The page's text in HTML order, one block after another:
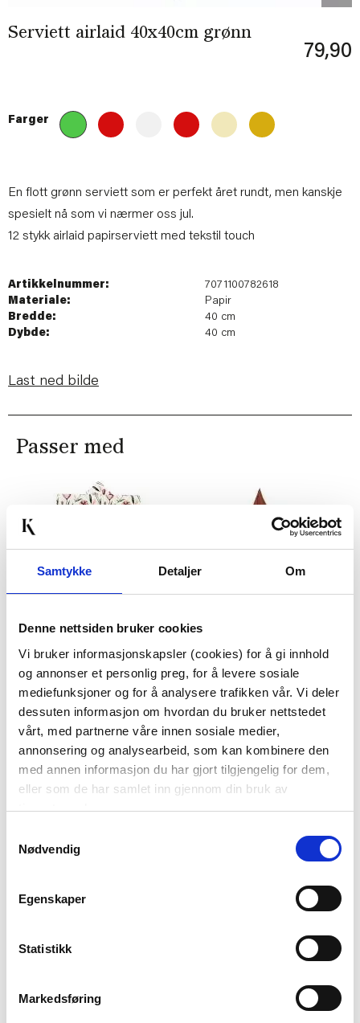
Samtykke Detaljer Om
Denne nettsiden bruker cookies
Vi bruker informasjonskapsler (cookies) for å gi innhold
og annonser et personlig preg, for å levere sosiale
mediefunksjoner og for å analysere trafikken vår. Vi deler
dessuten informasjon om hvordan du bruker nettstedet
vårt, med partnerne våre innen sosiale medier,
annonsering og analysearbeid, som kan kombinere den
med annen informasjon du har gjort tilgjengelig for dem,
eller som de har samlet inn gjennom din bruk av
tjenestene deres.
Nødvendig
Egenskaper
Statistikk
Markedsføring
Serviett airlaid 40x40cm grønn
79,90
Farger
En flott grønn serviett som er perfekt året rundt, men kanskje
spesielt nå som vi nærmer oss jul.
12 stykk airlaid papirserviett med tekstil touch
Artikkelnummer:
7071100782618
Materiale:
Papir
Bredde:
40 cm
Dybde:
40 cm
Last ned bilde
Passer med
SERVIETT VÅRBLOMST
49,90
KJØP
SERVIETT VINDEL LIN
KJØP
SERVIETT
SERVIETT SNØKLOKKE